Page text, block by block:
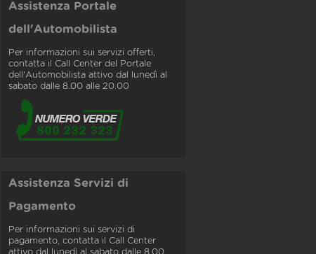
Assistenza Portale
dell'Automobilista
Per informazioni sui servizi offerti,
contatta il Call Center del Portale
dell'Automobilista attivo dal lunedì al
sabato dalle 8.00 alle 20.00
Assistenza Servizi di
Pagamento
Per informazioni sui servizi di
pagamento, contatta il Call Center